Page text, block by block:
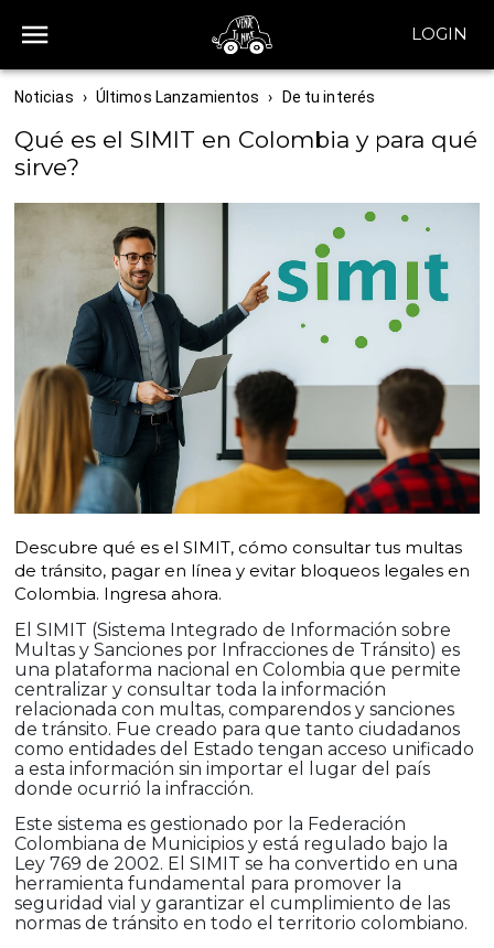
LOGIN
Noticias › Últimos Lanzamientos › De tu interés
Qué es el SIMIT en Colombia y para qué
sirve?
Descubre qué es el SIMIT, cómo consultar tus multas
de tránsito, pagar en línea y evitar bloqueos legales en
Colombia. Ingresa ahora.
El SIMIT (Sistema Integrado de Información sobre
Multas y Sanciones por Infracciones de Tránsito) es
una plataforma nacional en Colombia que permite
centralizar y consultar toda la información
relacionada con multas, comparendos y sanciones
de tránsito. Fue creado para que tanto ciudadanos
como entidades del Estado tengan acceso unificado
a esta información sin importar el lugar del país
donde ocurrió la infracción.
Este sistema es gestionado por la Federación
Colombiana de Municipios y está regulado bajo la
Ley 769 de 2002. El SIMIT se ha convertido en una
herramienta fundamental para promover la
seguridad vial y garantizar el cumplimiento de las
normas de tránsito en todo el territorio colombiano.